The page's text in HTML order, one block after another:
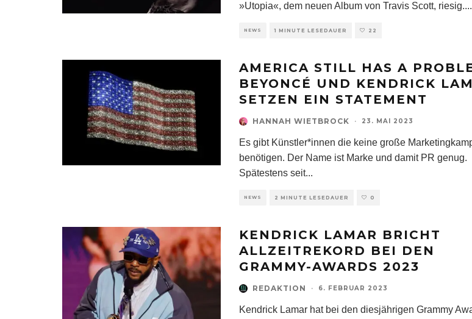
»Utopia«, dem neuen Album von Travis Scott, riesig....
NEWS 1 MINUTE LESEDAUER 22
AMERICA STILL HAS A
BEYONCÉ UND KENDRICK
SETZEN EIN STATEMENT
HANNAH WIETBROCK · 23. MAI 2023
Es gibt Künstler*innen die keine große
benötigen. Der Name ist Marke und damit PR genug.
Spätestens seit...
NEWS 2 MINUTE LESEDAUER 0
KENDRICK LAMAR BRICHT
ALLZEITREKORD BEI DEN
GRAMMY-AWARDS 2023
REDAKTION · 6. FEBRUAR 2023
Kendrick Lamar hat bei den diesjährigen Grammy